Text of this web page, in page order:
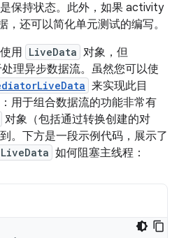
保持状态。此外，如果 activity
还可以简化单元测试的编写。
用 LiveData 对象，但
理异步数据流。虽然您可以使
来实现此目
用于组合数据流的功能非常有
对象（包括通过转换创建的对
。下方是一段示例代码，展示了
LiveData 如何阻塞主线程：